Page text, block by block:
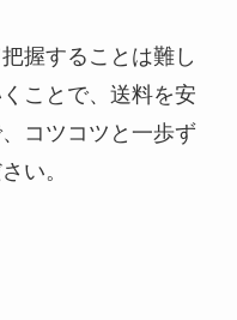
握することは難し
ことで、送料を安
コツコツと一歩ず
い。